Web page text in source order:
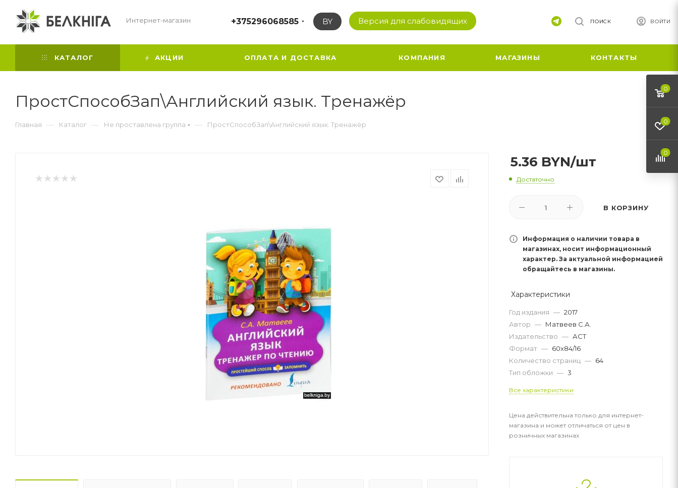
Интернет-магазин +375296068585 BY Версия для слабовидящих ВОЙТИ
ПОИСК
КАТАЛОГ АКЦИИ ОПЛАТА И ДОСТАВКА КОМПАНИЯ МАГАЗИНЫ КОНТАКТЫ
ПростСпособЗап\Английский язык. Тренажёр
Главная — Каталог — Не проставлена группа — ПростСпособЗап\Английский язык. Тренажёр
5.36 BYN/шт
Достаточно
В КОРЗИНУ
Информация о наличии товара в
магазинах, носит информационный
характер. За актуальной информацией
обращайтесь в магазины.
Характеристики
Год издания — 2017
Автор — Матвеев С.А.
Издательство — АСТ
Формат — 60x84/16
Количество страниц — 64
Тип обложки — 3
Все характеристики
Цена действительна только для интернет-
магазина и может отличаться от цен в
розничных магазинах
0
0
0